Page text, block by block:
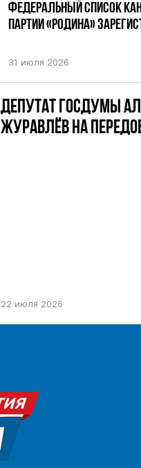
ФЕДЕРАЛЬНЫЙ СПИСОК
ПАРТИИ «РОДИНА»
31 июля 2026
ДЕПУТАТ ГОСДУМЫ
ЖУРАВЛЁВ НА
22 июля 2026